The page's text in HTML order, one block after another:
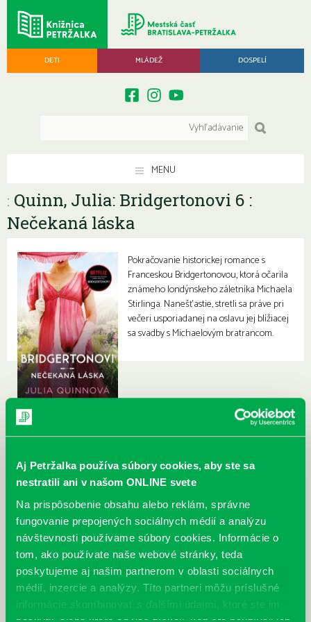
Aj Petržalka používa súbory cookies, aby ste sa
nestratili ani v našom ONLINE svete
Na prispôsobenie obsahu alebo reklám, správne
fungovanie prepojených sociálnych médií a analýzu
návštevnosti používame súbory cookies. Informácie o
tom, ako používate naše webové stránky, teda
poskytujeme aj našim partnerom v oblasti sociálnych
médií, inzercie a analýzy. Títo partneri môžu príslušné
informácie skombinovať s ďalšími údajmi, ktoré ste im
DETI MLÁDEŽ DOSPELÍ
MENU
: Quinn, Julia: Bridgertonovi 6 :
Nečekaná láska
Pokračovanie historickej romance s
Franceskou Bridgertonovou, ktorá očarila
známeho londýnskeho záletníka Michaela
Stirlinga. Nanešťastie, stretli sa práve pri
večeri usporiadanej na oslavu jej blížiacej
sa svadby s Michaelovým bratrancom.